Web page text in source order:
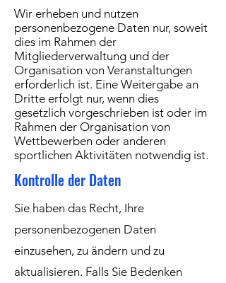
Wir erheben und nutzen
personenbezogene Daten nur, soweit
dies im Rahmen der
Mitgliederverwaltung und der
Organisation von Veranstaltungen
erforderlich ist. Eine Weitergabe an
Dritte erfolgt nur, wenn dies
gesetzlich vorgeschrieben ist oder im
Rahmen der Organisation von
Wettbewerben oder anderen
sportlichen Aktivitäten notwendig ist.
Kontrolle der Daten
Sie haben das Recht, Ihre
personenbezogenen Daten
einzusehen, zu ändern und zu
aktualisieren. Falls Sie Bedenken